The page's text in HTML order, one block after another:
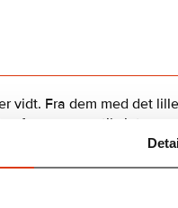
vidt. Fra dem med det
af os sværger til vintage
for os alle er, at vi
så spændende som